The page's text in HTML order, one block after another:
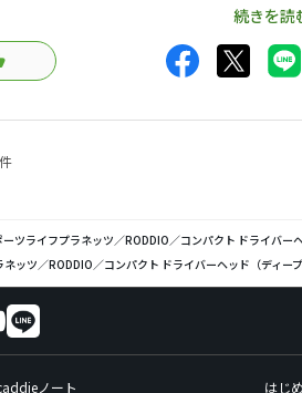
したことによりヘッドの小ささを感
でしたが当たり損ねでも飛距離は
い方です。
的な音で金属音は皆無に
続きを読
ーツライフプラネッツ／RODDIO／コンパクト ドライバー
ネッツ／RODDIO／コンパクト ドライバーヘッド（ディー
ノート
はじ